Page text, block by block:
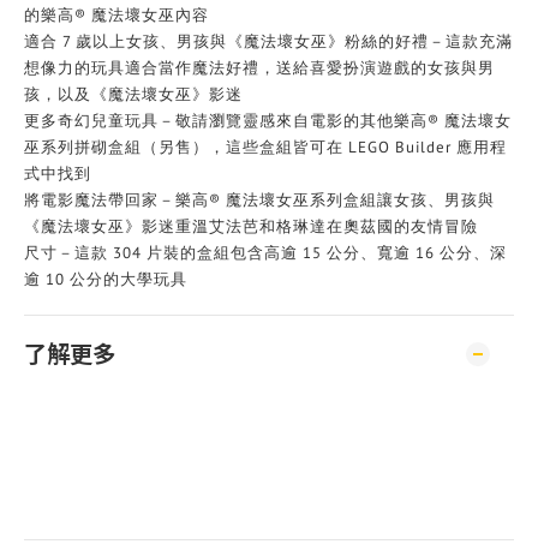
的樂高® 魔法壞女巫內容
適合 7 歲以上女孩、男孩與《魔法壞女巫》粉絲的好禮－這款充滿
想像力的玩具適合當作魔法好禮，送給喜愛扮演遊戲的女孩與男
孩，以及《魔法壞女巫》影迷
更多奇幻兒童玩具－敬請瀏覽靈感來自電影的其他樂高® 魔法壞女
巫系列拼砌盒組（另售），這些盒組皆可在 LEGO Builder 應用程
式中找到
將電影魔法帶回家－樂高® 魔法壞女巫系列盒組讓女孩、男孩與
《魔法壞女巫》影迷重溫艾法芭和格琳達在奧茲國的友情冒險
尺寸－這款 304 片裝的盒組包含高逾 15 公分、寬逾 16 公分、深
逾 10 公分的大學玩具
了解更多